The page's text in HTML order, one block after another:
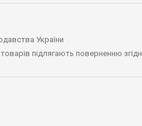
України
товарів підлягають поверненню